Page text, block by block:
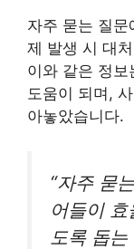
자주 묻는 질
제 발생 시 대
이와 같은 정
도움이 되며,
아놓았습니다.
“자주 묻
어들이
도록 돕